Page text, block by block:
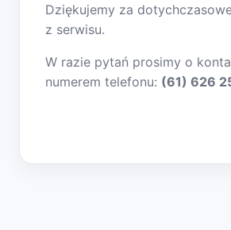
Dziękujemy za
z serwisu.
W razie pytań prosimy o
numerem telefonu: (61) 626